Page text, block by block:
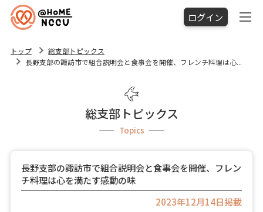
ログイン
トップ
総支部トピックス
長野支部の諏訪市で組合説明会と食事会を開催、フレンチ料理は心...
総支部トピックス
Topics
長野支部の諏訪市で組合説明会と食事会を開催、フレン
チ料理は心を満たす感動の味
2023年12月14日掲載